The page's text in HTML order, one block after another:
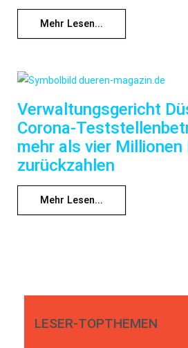
Mehr Lesen...
Verwaltungsgericht
Corona-
mehr als vier Millionen
zurückzahlen
Mehr Lesen...
LESER-TOPTHEMEN